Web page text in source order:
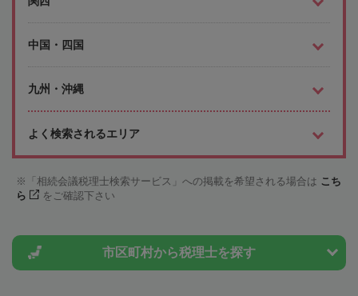
中国・四国
九州・沖縄
よく検索されるエリア
「相続会議税理士検索サービス」への掲載を希望される場合は こち
ら
をご確認下さい
市区町村から税理士を探す